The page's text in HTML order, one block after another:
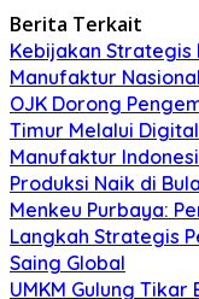
Berita Terkait
Kebijakan Strategis
Manufaktur Nasional
OJK Dorong
Timur Melalui
Manufaktur
Produksi Naik di
Menkeu Purbaya:
Langkah Strategis
Saing Global
UMKM Gulung